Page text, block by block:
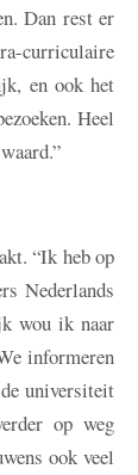
Dan rest er
curriculaire
en ook het
Heel
“Ik heb op
Nederlands
wou ik naar
informeren
universiteit
op weg
ook veel